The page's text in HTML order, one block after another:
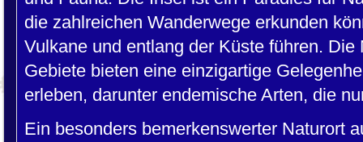
die zahlreichen Wanderwege erkunden
Vulkane und entlang der Küste führen.
Gebiete bieten eine einzigartige
erleben, darunter endemische Arten, die
Ein besonders bemerkenswerter Naturort